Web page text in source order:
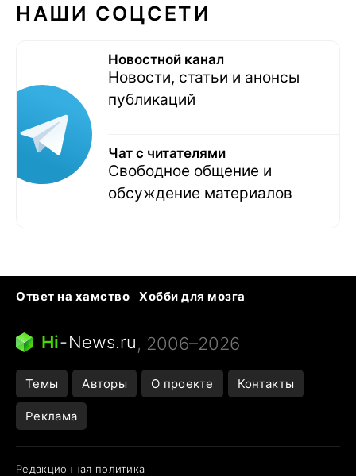
НАШИ СОЦСЕТИ
Новостной канал
Новости, статьи и анонсы
публикаций
Чат с читателями
Свободное общение и
обсуждение материалов
Ответ на хамство
Хобби для мозга
Бензин 100 vs 95
Тунцы в океанариуме
Следующая пандемия
Hi-News.ru, 2006–2026
Темы Авторы О проекте Контакты
Реклама
Редакционная политика